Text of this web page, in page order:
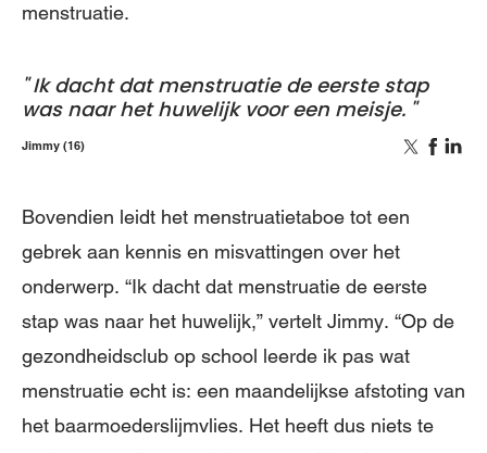
menstruatie.
Ik dacht dat menstruatie de eerste stap
was naar het huwelijk voor een meisje.
Jimmy (16)
Bovendien leidt het menstruatietaboe tot een
gebrek aan kennis en misvattingen over het
onderwerp. “Ik dacht dat menstruatie de eerste
stap was naar het huwelijk,” vertelt Jimmy. “Op de
gezondheidsclub op school leerde ik pas wat
menstruatie echt is: een maandelijkse afstoting van
het baarmoederslijmvlies. Het heeft dus niets te